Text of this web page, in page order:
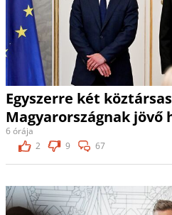
Egyszerre két
Magyarországnak jövő
6 órája
2
9 67